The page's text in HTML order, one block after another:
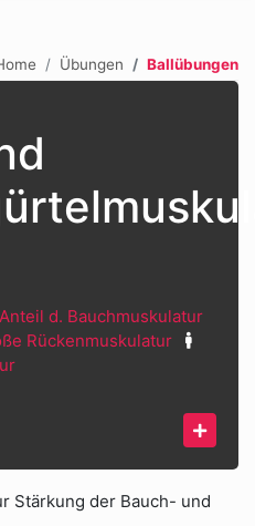
Übungen Ballübungen
d. Bauchmuskulatur
Rückenmuskulatur
Stärkung der Bauch- und